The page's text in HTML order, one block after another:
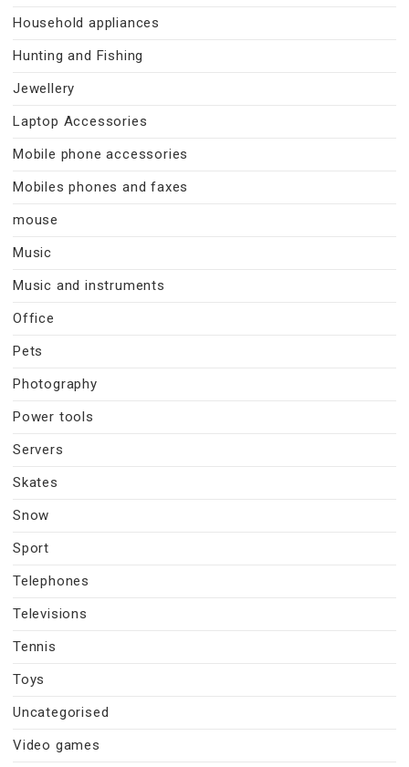
Household appliances
Hunting and Fishing
Jewellery
Laptop Accessories
Mobile phone accessories
Mobiles phones and faxes
mouse
Music
Music and instruments
Office
Pets
Photography
Power tools
Servers
Skates
Snow
Sport
Telephones
Televisions
Tennis
Toys
Uncategorised
Video games